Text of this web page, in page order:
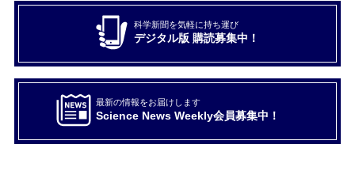
科学新聞を気軽に持ち運び
デジタル版 購読募集中！
最新の情報をお届けします
Science News Weekly会員募集中！